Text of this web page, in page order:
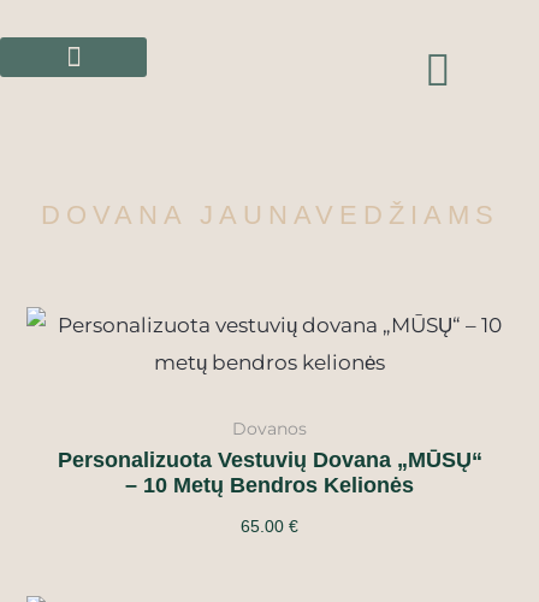
DOVANA JAUNAVEDŽIAMS
Dovanos
Personalizuota Vestuvių Dovana „MŪSŲ“
– 10 Metų Bendros Kelionės
65.00 €